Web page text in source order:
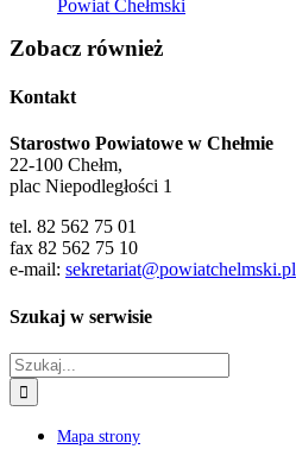
Powiat Chełmski
Zobacz również
Kontakt
Starostwo Powiatowe w Chełmie
22-100 Chełm,
plac Niepodległości 1
tel. 82 562 75 01
fax 82 562 75 10
e-mail: sekretariat@powiatchelmski.pl
Szukaj w serwisie
Szukaj
Mapa strony